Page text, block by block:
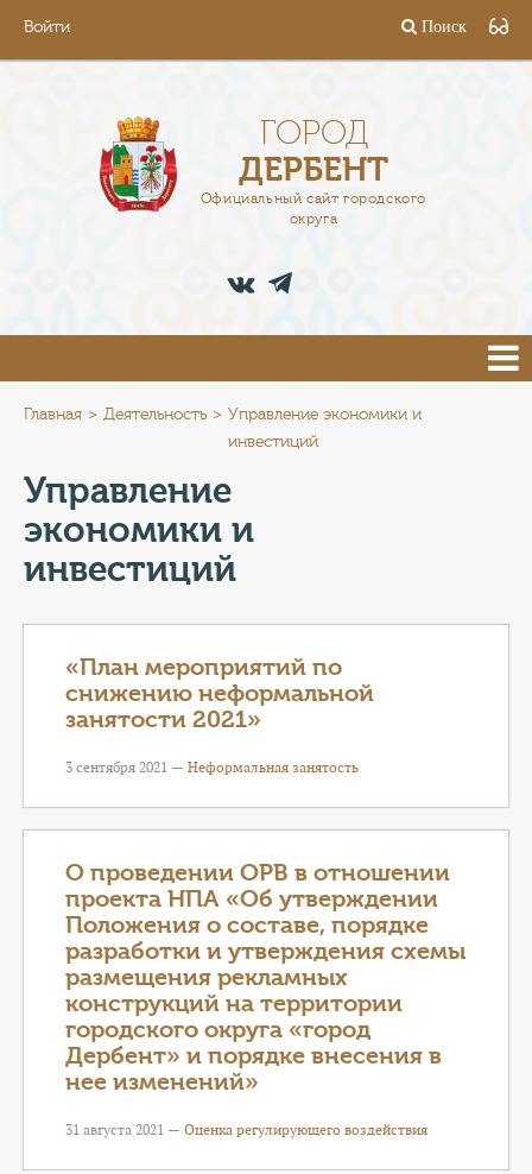
Войти Поиск
ГОРОД
ДЕРБЕНТ
Официальный сайт городского
округа
АДМИНИСТРАЦИЯ
ПРЕСС-ЦЕНТР
ТУРИСТАМ
КОНТАКТЫ
ГЕРОИ Z
КАТАЛОГ УСЛУГ
СЛУЖБА ПО КОНТРАКТУ
Главная Деятельность
Управление экономики и
инвестиций
Управление
экономики и
инвестиций
«План мероприятий по
снижению неформальной
занятости 2021»
3 сентября 2021 — Неформальная занятость
О проведении ОРВ в отношении
проекта НПА «Об утверждении
Положения о составе, порядке
разработки и утверждения схемы
размещения рекламных
конструкций на территории
городского округа «город
Дербент» и порядке внесения в
нее изменений»
31 августа 2021 — Оценка регулирующего воздействия